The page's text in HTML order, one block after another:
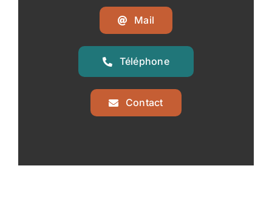
Mail
Téléphone
Contact